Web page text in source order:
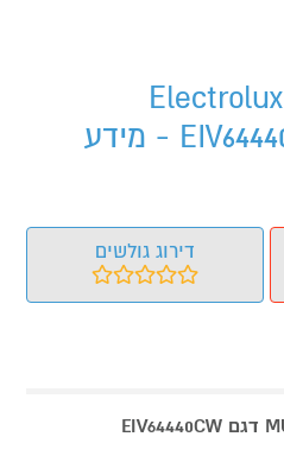
כיריים אינדוקציה Electrolux
EIV64440CW MULTIZONE - מידע
דירוג גולשים
כיריים אינדוקציה MULTIZONE דגם EIV64440CW